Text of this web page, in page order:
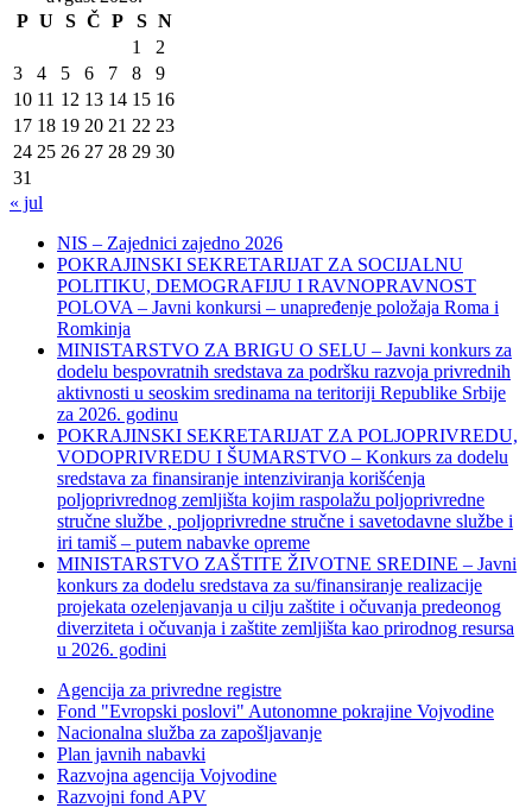
P U S Č P S N
1
2
3
4 5 6 7 8
9
10 11 12 13 14 15 16
17 18 19 20 21 22 23
24 25 26 27 28 29 30
31
« jul
NIS – Zajednici zajedno 2026
POKRAJINSKI SEKRETARIJAT ZA SOCIJALNU
POLITIKU, DEMOGRAFIJU I RAVNOPRAVNOST
POLOVA – Javni konkursi – unapređenje položaja Roma i
Romkinja
MINISTARSTVO ZA BRIGU O SELU – Javni konkurs za
dodelu bespovratnih sredstava za podršku razvoja privrednih
aktivnosti u seoskim sredinama na teritoriji Republike Srbije
za 2026. godinu
POKRAJINSKI SEKRETARIJAT ZA POLJOPRIVREDU,
VODOPRIVREDU I ŠUMARSTVO – Konkurs za dodelu
sredstava za finansiranje intenziviranja korišćenja
poljoprivrednog zemljišta kojim raspolažu poljoprivredne
stručne službe , poljoprivredne stručne i savetodavne službe i
iri tamiš ‒ putem nabavke opreme
MINISTARSTVO ZAŠTITE ŽIVOTNE SREDINE – Javni
konkurs za dodelu sredstava za su/finansiranje realizacije
projekata ozelenjavanja u cilju zaštite i očuvanja predeonog
diverziteta i očuvanja i zaštite zemljišta kao prirodnog resursa
u 2026. godini
Agencija za privredne registre
Fond "Evropski poslovi" Autonomne pokrajine Vojvodine
Nacionalna služba za zapošljavanje
Plan javnih nabavki
Razvojna agencija Vojvodine
Razvojni fond APV